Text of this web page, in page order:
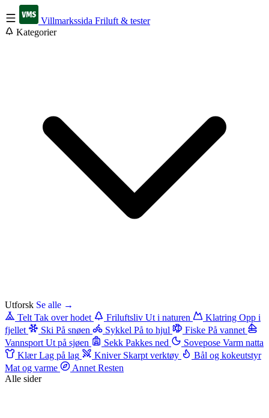
Villmarkssida Friluft & tester
Kategorier
Utforsk Se alle →
Telt Tak over hodet Friluftsliv Ut i naturen Klatring Opp i
fjellet
Ski På snøen Sykkel På to hjul Fiske På vannet
Vannsport Ut på sjøen Sekk Pakkes ned Sovepose Varm natta
KlærLag på lag Kniver Skarpt verktøy
Bål og kokeutstyr
Mat og varme
Annet Resten
Alle sider